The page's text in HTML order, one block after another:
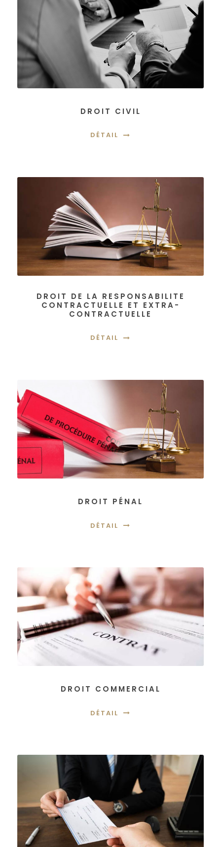
DROIT CIVIL
DÉTAIL
DROIT DE LA RESPONSABILITE
CONTRACTUELLE ET EXTRA-
CONTRACTUELLE
DÉTAIL
DROIT PÉNAL
DÉTAIL
DROIT COMMERCIAL
DÉTAIL